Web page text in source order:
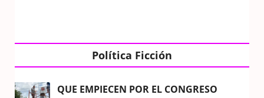
Política Ficción
QUE EMPIECEN POR EL CONGRESO